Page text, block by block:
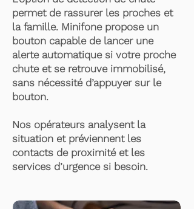
permet de rassurer les proches et
la famille. Minifone propose un
bouton capable de lancer une
alerte automatique si votre proche
chute et se retrouve immobilisé,
sans nécessité d’appuyer sur le
bouton.
Nos opérateurs analysent la
situation et préviennent les
contacts de proximité et les
services d’urgence si besoin.